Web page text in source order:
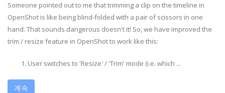
Someone pointed out to me that trimming a clip on the timeline in
OpenShot is like being blind-folded with a pair of scissors in one
hand. That sounds dangerous doesn't it! So, we have improved the
trim / resize feature in OpenShot to work like this:
User switches to 'Resize' / 'Trim' mode (i.e. which ...
계속